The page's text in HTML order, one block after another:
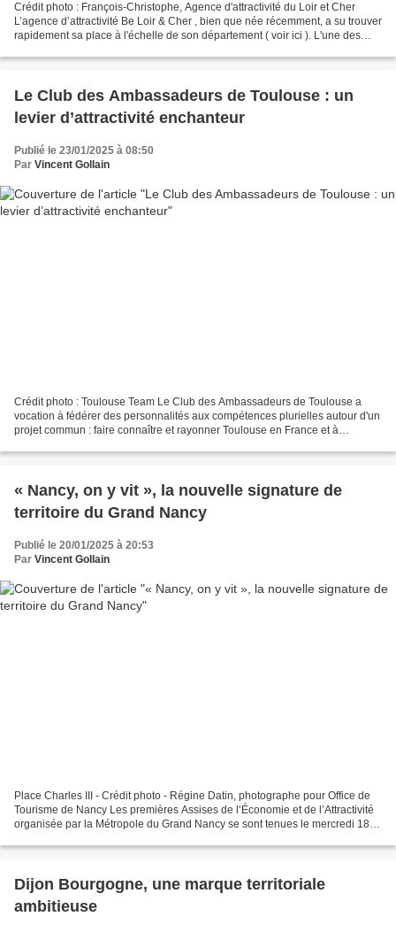
Crédit photo : François-Christophe, Agence d'attractivité du Loir et Cher
L’agence d’attractivité Be Loir & Cher , bien que née récemment, a su trouver
rapidement sa place à l'échelle de son département ( voir ici ). L'une des
Le Club des Ambassadeurs de Toulouse : un
levier d’attractivité enchanteur
Publié le 23/01/2025 à 08:50
Par Vincent Gollain
Crédit photo : Toulouse Team Le Club des Ambassadeurs de Toulouse a
vocation à fédérer des personnalités aux compétences plurielles autour d'un
projet commun : faire connaître et rayonner Toulouse en France et à
« Nancy, on y vit », la nouvelle signature de
territoire du Grand Nancy
Publié le 20/01/2025 à 20:53
Par Vincent Gollain
Place Charles III - Crédit photo - Régine Datin, photographe pour Office de
Tourisme de Nancy Les premières Assises de l’Économie et de l’Attractivité
organisée par la Métropole du Grand Nancy se sont tenues le mercredi 18
Dijon Bourgogne, une marque territoriale
ambitieuse